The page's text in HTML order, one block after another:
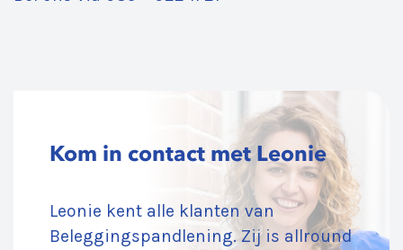
Kom in contact met Leonie
Leonie kent alle klanten van
Beleggingspandlening. Zij is allround